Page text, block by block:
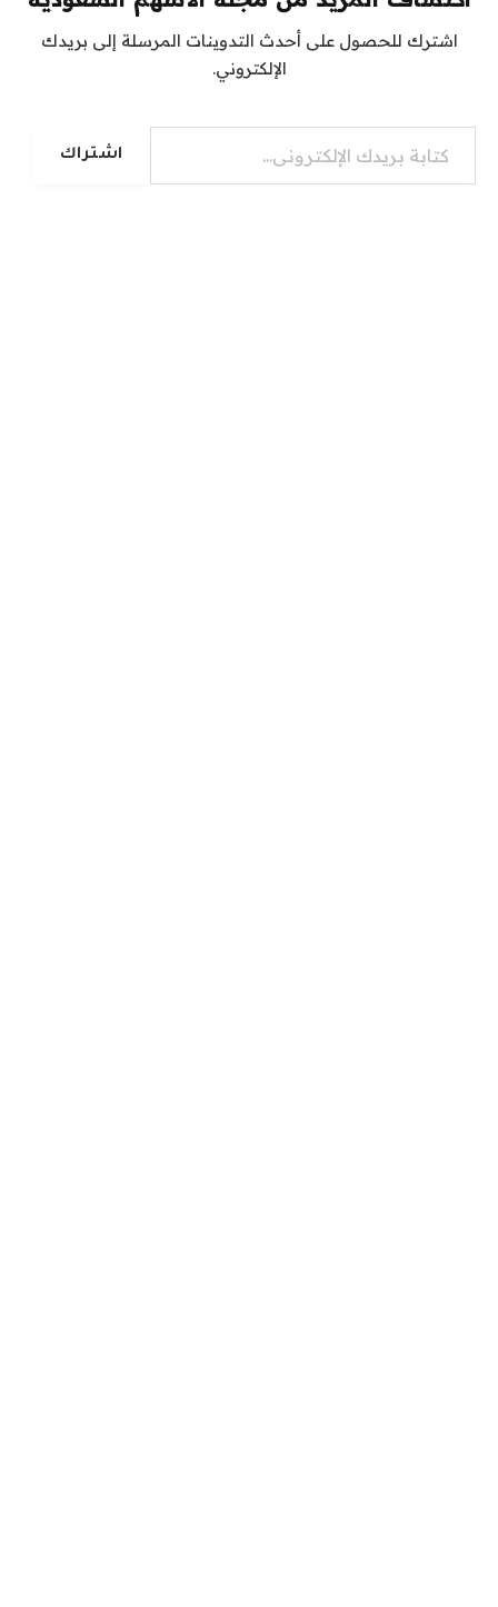
اشترك للحصول على أحدث التدوينات المرسلة إلى بريدك
الإلكتروني.
كتابة بريدك الإلكتروني...
اشتراك